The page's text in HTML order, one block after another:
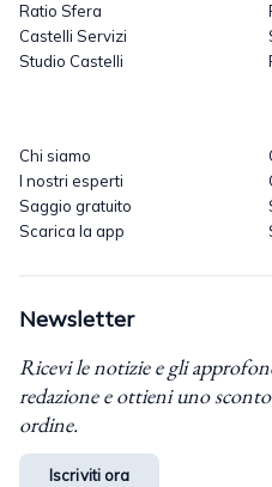
Ratio Sfera
Castelli Servizi
Studio Castelli
Chi siamo
I nostri esperti
Saggio gratuito
Scarica la app
Newsletter
Ricevi le notizie e gli
redazione e ottieni uno
ordine.
Iscriviti ora